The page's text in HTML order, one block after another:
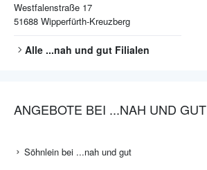
Westfalenstraße 17
51688 Wipperfürth-Kreuzberg
Alle ...nah und gut Filialen
ANGEBOTE BEI ...NAH UND GUT
Söhnlein bei ...nah und gut